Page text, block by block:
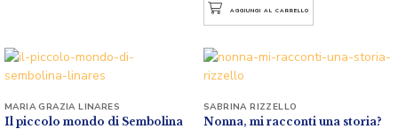
AGGIUNGI AL CARRELLO
Il piccolo mondo di Sembolina
MARIA GRAZIA LINARES
Nonna, mi racconti una storia?
SABRINA RIZZELLO